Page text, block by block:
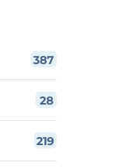
387
28
219